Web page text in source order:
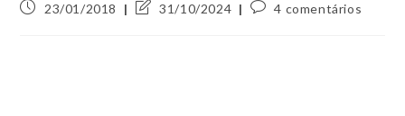
23/01/2018
31/10/2024 4 comentários